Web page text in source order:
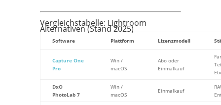
Vergleichstabelle: Lightroom
Alternativen (Stand 2025)
Software Plattform Lizenzmodell
Capture One
Pro
Win /
macOS
Abo oder
Einmalkauf
DxO
PhotoLab 7
Win /
macOS
Einmalkauf